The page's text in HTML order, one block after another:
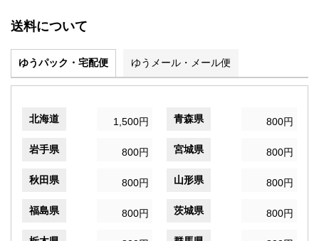
送料について
ゆうパック・宅配便 ゆうメール・メール便
北海道 1,500円 青森県 800円
岩手県 800円 宮城県 800円
秋田県 800円 山形県 800円
福島県 800円 茨城県 800円